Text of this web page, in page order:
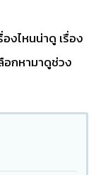
งไหนน่าดู เรื่อง
อกหามาดูช่วง